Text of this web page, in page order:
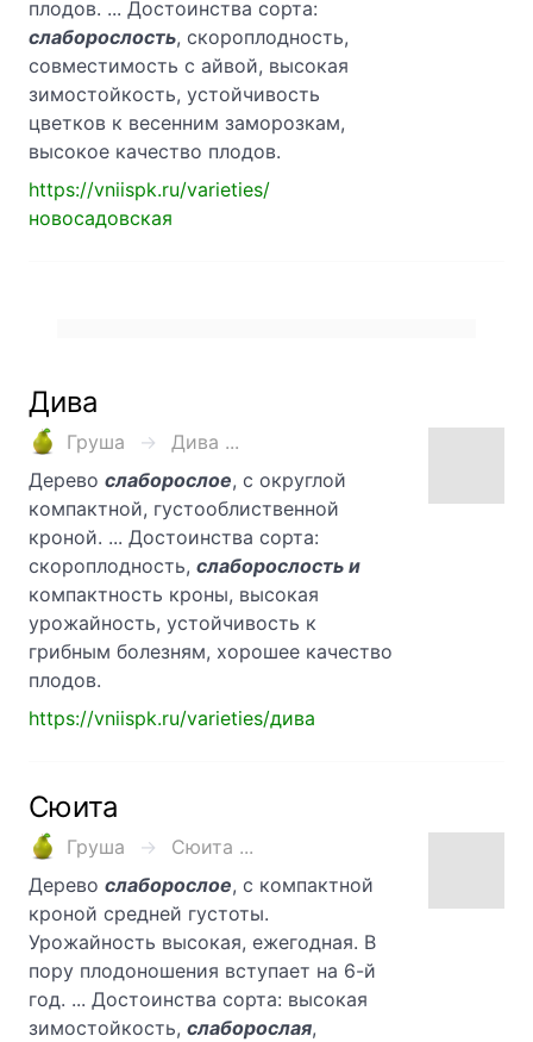
плодов. ... Достоинства сорта:
слаборослость, скороплодность,
совместимость с айвой, высокая
зимостойкость, устойчивость
цветков к весенним заморозкам,
высокое качество плодов.
https://vniispk.ru/varieties/
новосадовская
Дива
Груша
Дива ...
Дерево слаборослое, с округлой
компактной, густооблиственной
кроной. ... Достоинства сорта:
скороплодность, слаборослость и
компактность кроны, высокая
урожайность, устойчивость к
грибным болезням, хорошее качество
плодов.
https://vniispk.ru/varieties/дива
Сюита
Груша
Сюита ...
Дерево слаборослое, с компактной
кроной средней густоты.
Урожайность высокая, ежегодная. В
пору плодоношения вступает на 6-й
год. ... Достоинства сорта: высокая
зимостойкость, слаборослая,